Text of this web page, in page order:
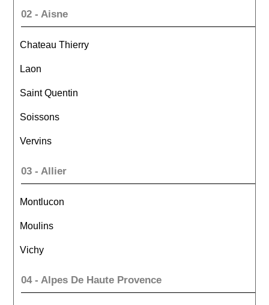
02 - Aisne
Chateau Thierry
Laon
Saint Quentin
Soissons
Vervins
03 - Allier
Montlucon
Moulins
Vichy
04 - Alpes De Haute Provence